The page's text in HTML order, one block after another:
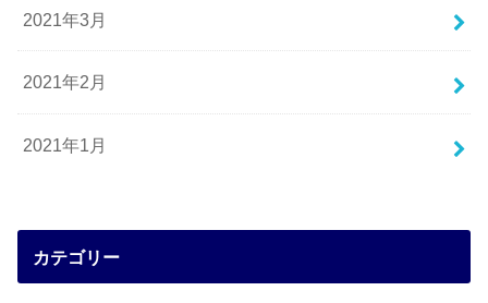
2021年3月
2021年2月
2021年1月
カテゴリー